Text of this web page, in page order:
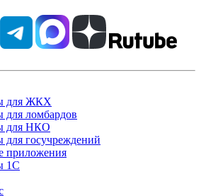
для ЖКХ
ломбардов
для НКО
госучреждений
приложения
1С